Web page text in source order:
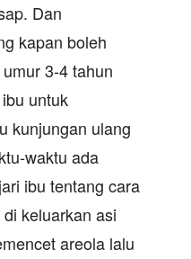
Dan
kapan boleh
3-4 tahun
untuk
kunjungan ulang
waktu ada
ibu tentang cara
keluarkan asi
areola lalu